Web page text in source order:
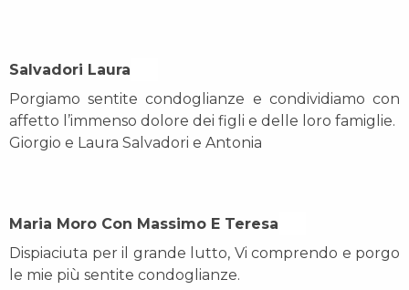
Salvadori Laura On
Porgiamo sentite condoglianze e condividiamo con
affetto l’immenso dolore dei figli e delle loro famiglie.
Giorgio e Laura Salvadori e Antonia
Maria Moro Con Massimo E Teresa On
Dispiaciuta per il grande lutto, Vi comprendo e porgo
le mie più sentite condoglianze.